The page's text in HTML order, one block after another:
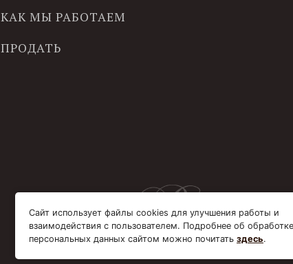
КАК МЫ РАБОТАЕМ
ПРОДАТЬ
Сайт использует файлы cookies для улучшения работы и
взаимодействия с пользователем. Подробнее об обработке
персональных данных сайтом можно почитать здесь.